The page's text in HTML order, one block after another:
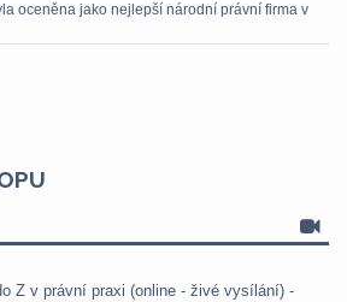
oceněna jako nejlepší národní právní firma v
Z v právní praxi (online - živé vysílání) -